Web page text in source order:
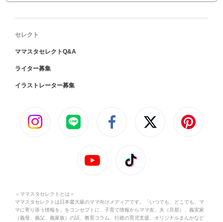
セレクト
ママスタセレクトQ&A
ライター募集
イラストレーター募集
＜ママスタセレクトとは＞
ママスタセレクトは日本最大級のママ向けメディアです。「いつでも、どこでも、マ
マに寄り添う情報を」をコンセプトに、子育て情報からママ友、夫（旦那）、義実家
（義母、義父、義家族）の話、教育コラム、行政の育児支援、オリジナルまんがなど